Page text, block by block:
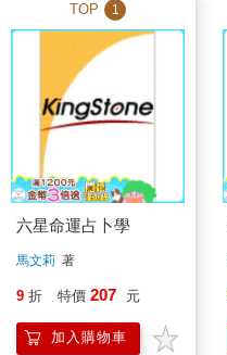
TOP 1
六星命運占卜學
馬文莉 著
9 折 特價 207 元
加入購物車